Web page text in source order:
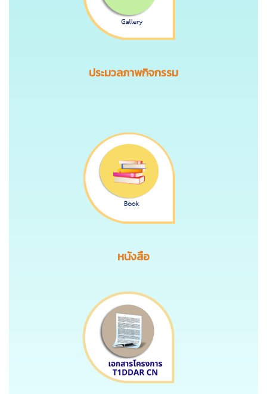
ประมวลภาพกิจกรรม
หนังสือ